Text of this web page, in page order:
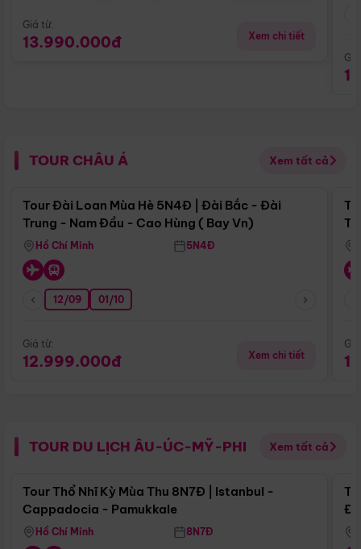
Giá từ:
13.990.000đ Xem chi tiết
TOUR CHÂU Á Xem tất cả
Điểm nổi bật
Tour Đài Loan Mùa Hè 5N4Đ | Đài Bắc - Đài
Trung - Nam Đầu - Cao Hùng ( Bay Vn)
Hồ Chí Minh 5N4Đ
12/09 01/10
Giá từ:
12.999.000đ Xem chi tiết
TOUR DU LỊCH ÂU-ÚC-MỸ-PHI Xem tất cả
Điểm nổi bật
Tour Thổ Nhĩ Kỳ Mùa Thu 8N7Đ | Istanbul -
Cappadocia - Pamukkale
Hồ Chí Minh 8N7Đ